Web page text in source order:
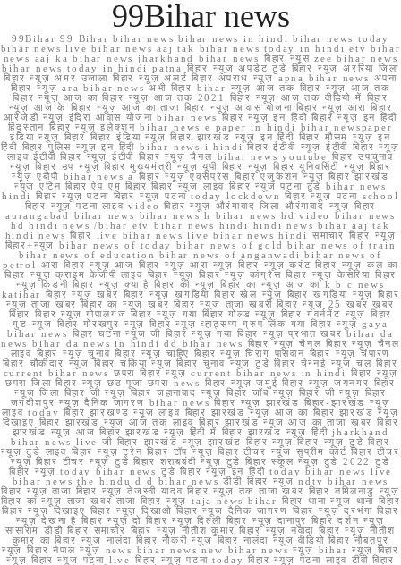
99Bihar news
99Bihar 99 Bihar bihar news bihar news in hindi bihar news today
bihar news live bihar news aaj tak bihar news today in hindi etv bihar
news aaj ka bihar news jharkhand bihar news बिहार न्यूस zee bihar news
bihar news today in hindi patna बिहार न्यूज़ अपडेट टुडे बिहार न्यूज़ अररिया जिला
बिहार न्यूज़ अमर उजाला बिहार न्यूज़ अलर्ट बिहार अपराध न्यूज़ apna bihar news अपना
बिहार न्यूज़ ara bihar news अभी बिहार bihar न्यूज़ आज तक बिहार न्यूज़ आज तक
बिहार न्यूज़ आज का बिहार न्यूज़ आज तक 2021 बिहार न्यूज़ आज तक वीडियो में बिहार
न्यूज़ आज के बिहार न्यूज़ आज का ताजा बिहार न्यूज़ आवास योजना बिहार न्यूज़ आरा बिहार
आरजेडी न्यूज़ इंदिरा आवास योजना bihar news बिहार न्यूज़ इन हिंदी बिहार न्यूज़ इन हिंदी
हिंदुस्तान बिहार न्यूज़ इलेक्शन bihar news e paper in hindi bihar newspaper
इंडिया न्यूज़ बिहार बिहार इंडिया न्यूज़ बिहार झारखंड न्यूज़ इन हिंदी बिहार मौसम न्यूज़ इन
हिंदी बिहार पुलिस न्यूज़ इन हिंदी bihar news i hindi बिहार ईटीवी न्यूज़ ईटीवी बिहार न्यूज़
लाइव ईटीवी बिहार न्यूज़ ईटीवी बिहार न्यूज़ चैनल bihar news youtube बिहार उपचुनाव
न्यूज़ बिहार उप न्यूज़ बिहार मुख्यमंत्री न्यूज़ यूपी बिहार न्यूज़ बिहार यूनिवर्सिटी न्यूज़ बिहार
न्यूज़ एबीपी bihar news a बिहार न्यूज़ एक्सप्रेस बिहार एजुकेशन न्यूज़ बिहार झारखंड
न्यूज़ एटिन बिहार ऐप एम बिहार बिहार न्यूज़ लाइव बिहार न्यूज़ पटना टुडे bihar news
hindi बिहार न्यूज़ पटना बिहार न्यूज़ पटना today lockdown बिहार न्यूज़ पटना school
बिहार न्यूज़ पटना लाइव video बिहार न्यूज़ औरंगाबाद जिला औरंगाबाद न्यूज़ बिहार
aurangabad bihar news bihar news h bihar news hd video bihar news
hd hindi news /bihar etv bihar news hindi hindi news bihar aaj tak
hindi news बिहार live bihar news live bihar news hindi समाचार बिहार न्यूज़
बिहार+न्यूज़ bihar news of today bihar news of gold bihar news of train
bihar news of education bihar news of anganwadi bihar news of
petrol आरा बिहार न्यूज़ आज बिहार न्यूज़ आरा न्यूज़ बिहार न्यूज़ करंट बिहार न्यूज़ कल का
बिहार न्यूज़ क्राइम केजीपी लाइव बिहार न्यूज़ बिहार न्यूज़ कांग्रेस बिहार न्यूज़ केसरिया बिहार
न्यूज़ किडनी बिहार न्यूज़ क्या है बिहार की न्यूज़ बिहार का न्यूज़ आज का k b c news
katihar बिहार न्यूज़ खबर बिहार न्यूज़ खगड़िया बिहार खेल न्यूज़ बिहार खगड़िया न्यूज़ बिहार
न्यूज़ ताजा खबर बिहार का न्यूज़ खबर बिहार न्यूज़ ताजा खबरी बिहार न्यूज़ 25 खबर खबर
बिहार बिहार न्यूज़ गोपालगंज बिहार न्यूज़ गया बिहार गोल्ड न्यूज़ बिहार गवर्नमेंट न्यूज़ बिहार
गुड न्यूज़ बिहार गोरखपुर न्यूज़ बिहार न्यूज़ व्हाट्सप्प ग्रुप लिंक गया बिहार न्यूज़ gaya
bihar news बिहार घटना न्यूज़ जी बिहार न्यूज़ गया बिहार न्यूज़ प्रभात खबर bihar da
news bihar da news in hindi dd bihar news बिहार न्यूज़ चैनल बिहार न्यूज़ चैनल
लाइव बिहार न्यूज़ चुनाव बिहार न्यूज़ चाहिए बिहार न्यूज़ चिराग पासवान बिहार न्यूज़ चंपारण
बिहार चौकीदार न्यूज़ बिहार चकिया न्यूज़ बिहार चुनाव न्यूज़ टुडे बिहार चेन्नई न्यूज़ चल बिहार
current bihar news छपरा बिहार न्यूज़ current bihar news in hindi बिहार न्यूज़
छपरा जिला बिहार न्यूज़ छठ पूजा छपरा news बिहार न्यूज़ जमुई बिहार न्यूज़ जयनगर बिहार
न्यूज़ जिला बिहार जी न्यूज़ बिहार जहानाबाद न्यूज़ बिहार जॉब न्यूज़ बिहार ज़ी न्यूज़ बिहार
जगदीशपुर न्यूज़ दैनिक जागरण bihar news बिहार न्यूज़ झारखंड बिहार-झारखंड न्यूज़
लाइव today बिहार झारखण्ड न्यूज़ लाइव बिहार झारखंड न्यूज़ आज का बिहार झारखंड न्यूज़
दिखाइए बिहार झारखंड न्यूज़ आज तक लाइव बिहार झारखंड न्यूज़ आज का ताजा खबर बिहार
झारखंड न्यूज़ आज बिहार झारखंड न्यूज़ हिंदी में बिहार झारखंड न्यूज़ हिंदी jharkhand
bihar news live जी बिहार-झारखंड न्यूज़ झारखंड बिहार न्यूज़ बिहार न्यूज़ टुडे बिहार
न्यूज़ टुडे लाइव बिहार न्यूज़ ट्रेन बिहार टॉप न्यूज़ बिहार टीचर न्यूज़ सुप्रीम कोर्ट बिहार टीचर
न्यूज़ बिहार टीचर न्यूज़ टुडे बिहार शराबबंदी न्यूज़ टुडे बिहार स्कूल न्यूज़ टुडे 2022 टुडे
बिहार न्यूज़ today bihar news टुडे बिहार न्यूज़ इन हिंदी today bihar news live
bihar news the hindu d d bihar news डीडी बिहार न्यूज़ ndtv bihar news
बिहार न्यूज़ ताजा बिहार न्यूज़ तेजस्वी यादव बिहार न्यूज़ तक ताजा खबर बिहार तमिलनाडु न्यूज़
बिहार का न्यूज़ ताजा खबर ताजा बिहार न्यूज़ taja news bihar बिहार थाना न्यूज़ थाना बिहार
बिहार न्यूज़ दिखाइए बिहार न्यूज़ दिखाओ बिहार न्यूज़ दैनिक जागरण बिहार न्यूज़ दरभंगा बिहार
न्यूज़ देखना है बिहार न्यूज़ दो बिहार न्यूज़ दिल्ली बिहार न्यूज़ दानापुर बिहार दर्शन न्यूज़
सासाराम डीडी बिहार समाचार बिहार न्यूज़ नीतीश कुमार बिहार न्यूज़ नवादा बिहार न्यूज़ नीतीश
कुमार का बिहार न्यूज़ नालंदा बिहार नौकरी न्यूज़ बिहार नालंदा न्यूज़ वीडियो बिहार नौबतपुर
न्यूज़ बिहार नेपाल न्यूज़ news bihar news new bihar news न्यूज़ bihar न्यूज़ बिहार
न्यूज़ बिहार न्यूज़ पटना live बिहार न्यूज़ पटना today बिहार न्यूज़ पटना लाइव टीवी बिहार